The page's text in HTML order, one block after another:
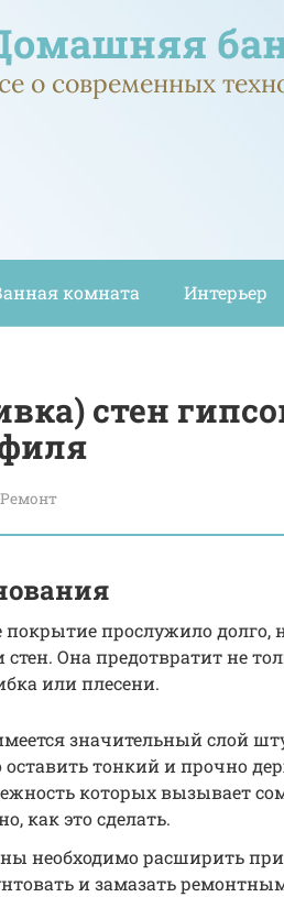
о современных
комната Интерьер
стен
Ремонт
прослужило долго,
стен. Она предотвратит не
или плесени.
значительный слой
тонкий и прочно
которых вызывает
как это сделать.
необходимо расширить
и замазать